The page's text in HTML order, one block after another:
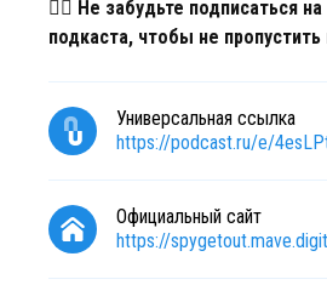
❤️‍🔥 Не забудьте подписаться
подкаста, чтобы не
Универсальная ссылка
https://podcast.ru/e/
Официальный сайт
https://